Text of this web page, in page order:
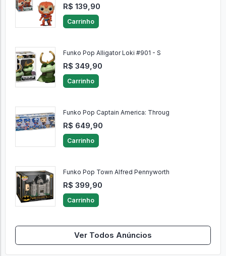
R$ 139,90
Carrinho
Funko Pop Alligator Loki #901 - S
R$ 349,90
Carrinho
Funko Pop Captain America: Throug
R$ 649,90
Carrinho
Funko Pop Town Alfred Pennyworth
R$ 399,90
Carrinho
Ver Todos Anúncios